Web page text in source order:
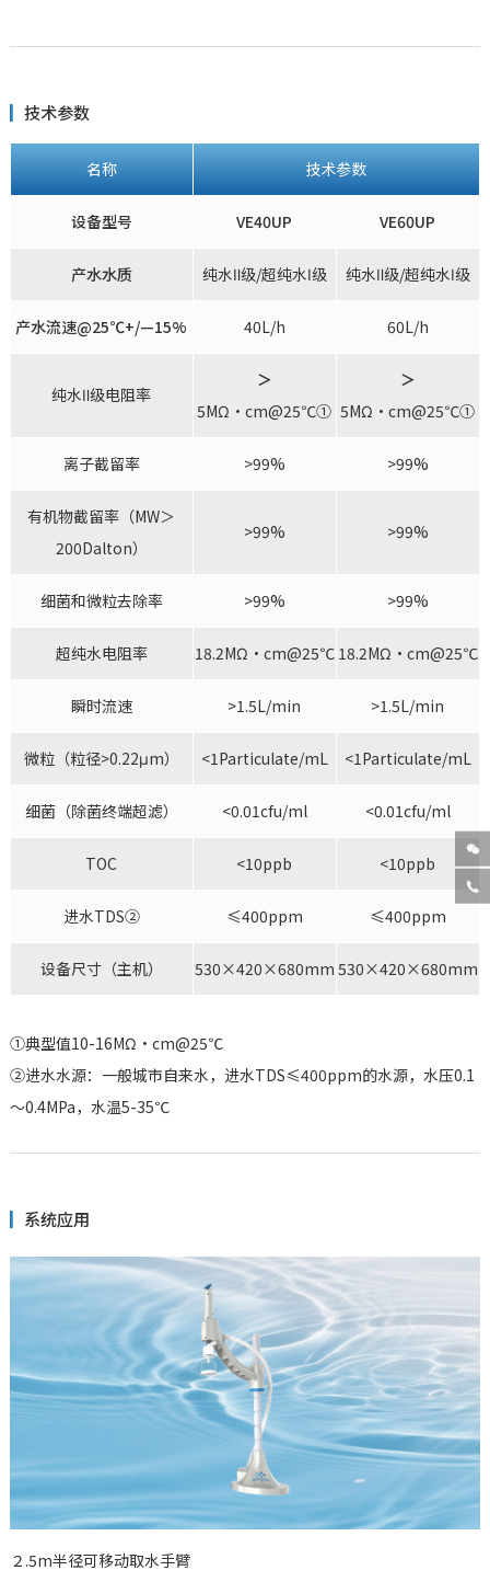
技术参数
名称 技术参数
设备型号 VE40UP VE60UP
产水水质 纯水Ⅱ级/超纯水Ⅰ级 纯水Ⅱ级/超纯水Ⅰ级
产水流速@25℃+/—15% 40L/h 60L/h
纯水Ⅱ级电阻率
＞
5MΩ·cm@25℃①
＞
5MΩ·cm@25℃①
离子截留率 >99% >99%
有机物截留率（MW＞
200Dalton）
>99% >99%
细菌和微粒去除率 >99% >99%
超纯水电阻率 18.2MΩ·cm@25℃ 18.2MΩ·cm@25℃
瞬时流速 >1.5L/min >1.5L/min
微粒（粒径>0.22μm） <1Particulate/mL <1Particulate/mL
细菌（除菌终端超滤） <0.01cfu/ml <0.01cfu/ml
TOC <10ppb <10ppb
进水TDS② ≤400ppm ≤400ppm
设备尺寸（主机） 530×420×680mm 530×420×680mm
①典型值10-16MΩ·cm@25℃
②进水水源：一般城市自来水，进水TDS≤400ppm的水源，水压0.1
～0.4MPa，水温5-35℃
系统应用
２.5m半径可移动取水手臂

